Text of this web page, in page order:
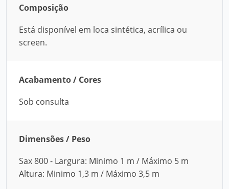
Composição
Está disponível em loca sintética, acrílica ou
screen.
Acabamento / Cores
Sob consulta
Dimensões / Peso
Sax 800 - Largura: Minimo 1 m / Máximo 5 m
Altura: Minimo 1,3 m / Máximo 3,5 m